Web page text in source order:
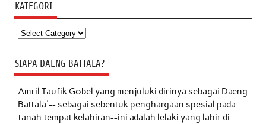
KATEGORI
Kategori
SIAPA DAENG BATTALA?
Amril Taufik Gobelyang menjuluki dirinya sebagai Daeng
Battala'-- sebagai sebentuk penghargaan spesial pada
tanah tempat kelahiran--ini adalah lelaki yang lahir di